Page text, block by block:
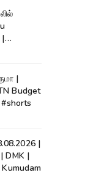
|
|
Budget
|
DMK |